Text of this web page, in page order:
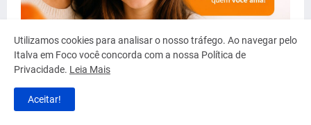
Utilizamos cookies para analisar o nosso tráfego. Ao navegar pelo
Italva em Foco você concorda com a nossa Política de
Privacidade. Leia Mais
Aceitar!